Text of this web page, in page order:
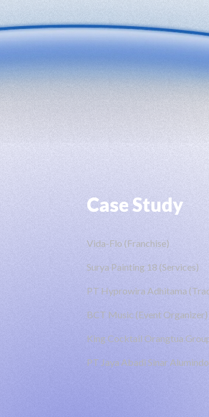
Case Study
Vida-Flo (Franchise)
Surya Painting 18 (Services)
PT Hyprowira Adhitama
BCT Music (Event Organizer)
King Cocktail Orangtua
PT Jaya Abadi Sinar